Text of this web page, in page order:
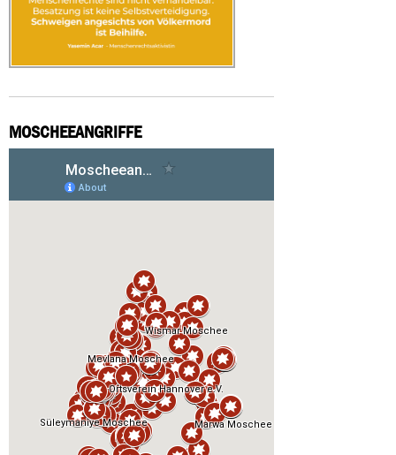
MOSCHEEANGRIFFE